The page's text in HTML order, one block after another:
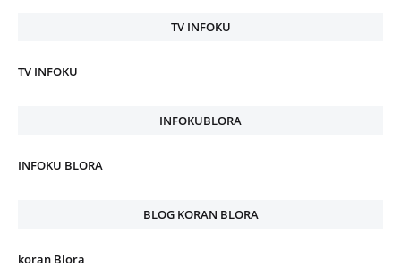
TV INFOKU
TV INFOKU
INFOKUBLORA
INFOKU BLORA
BLOG KORAN BLORA
koran Blora